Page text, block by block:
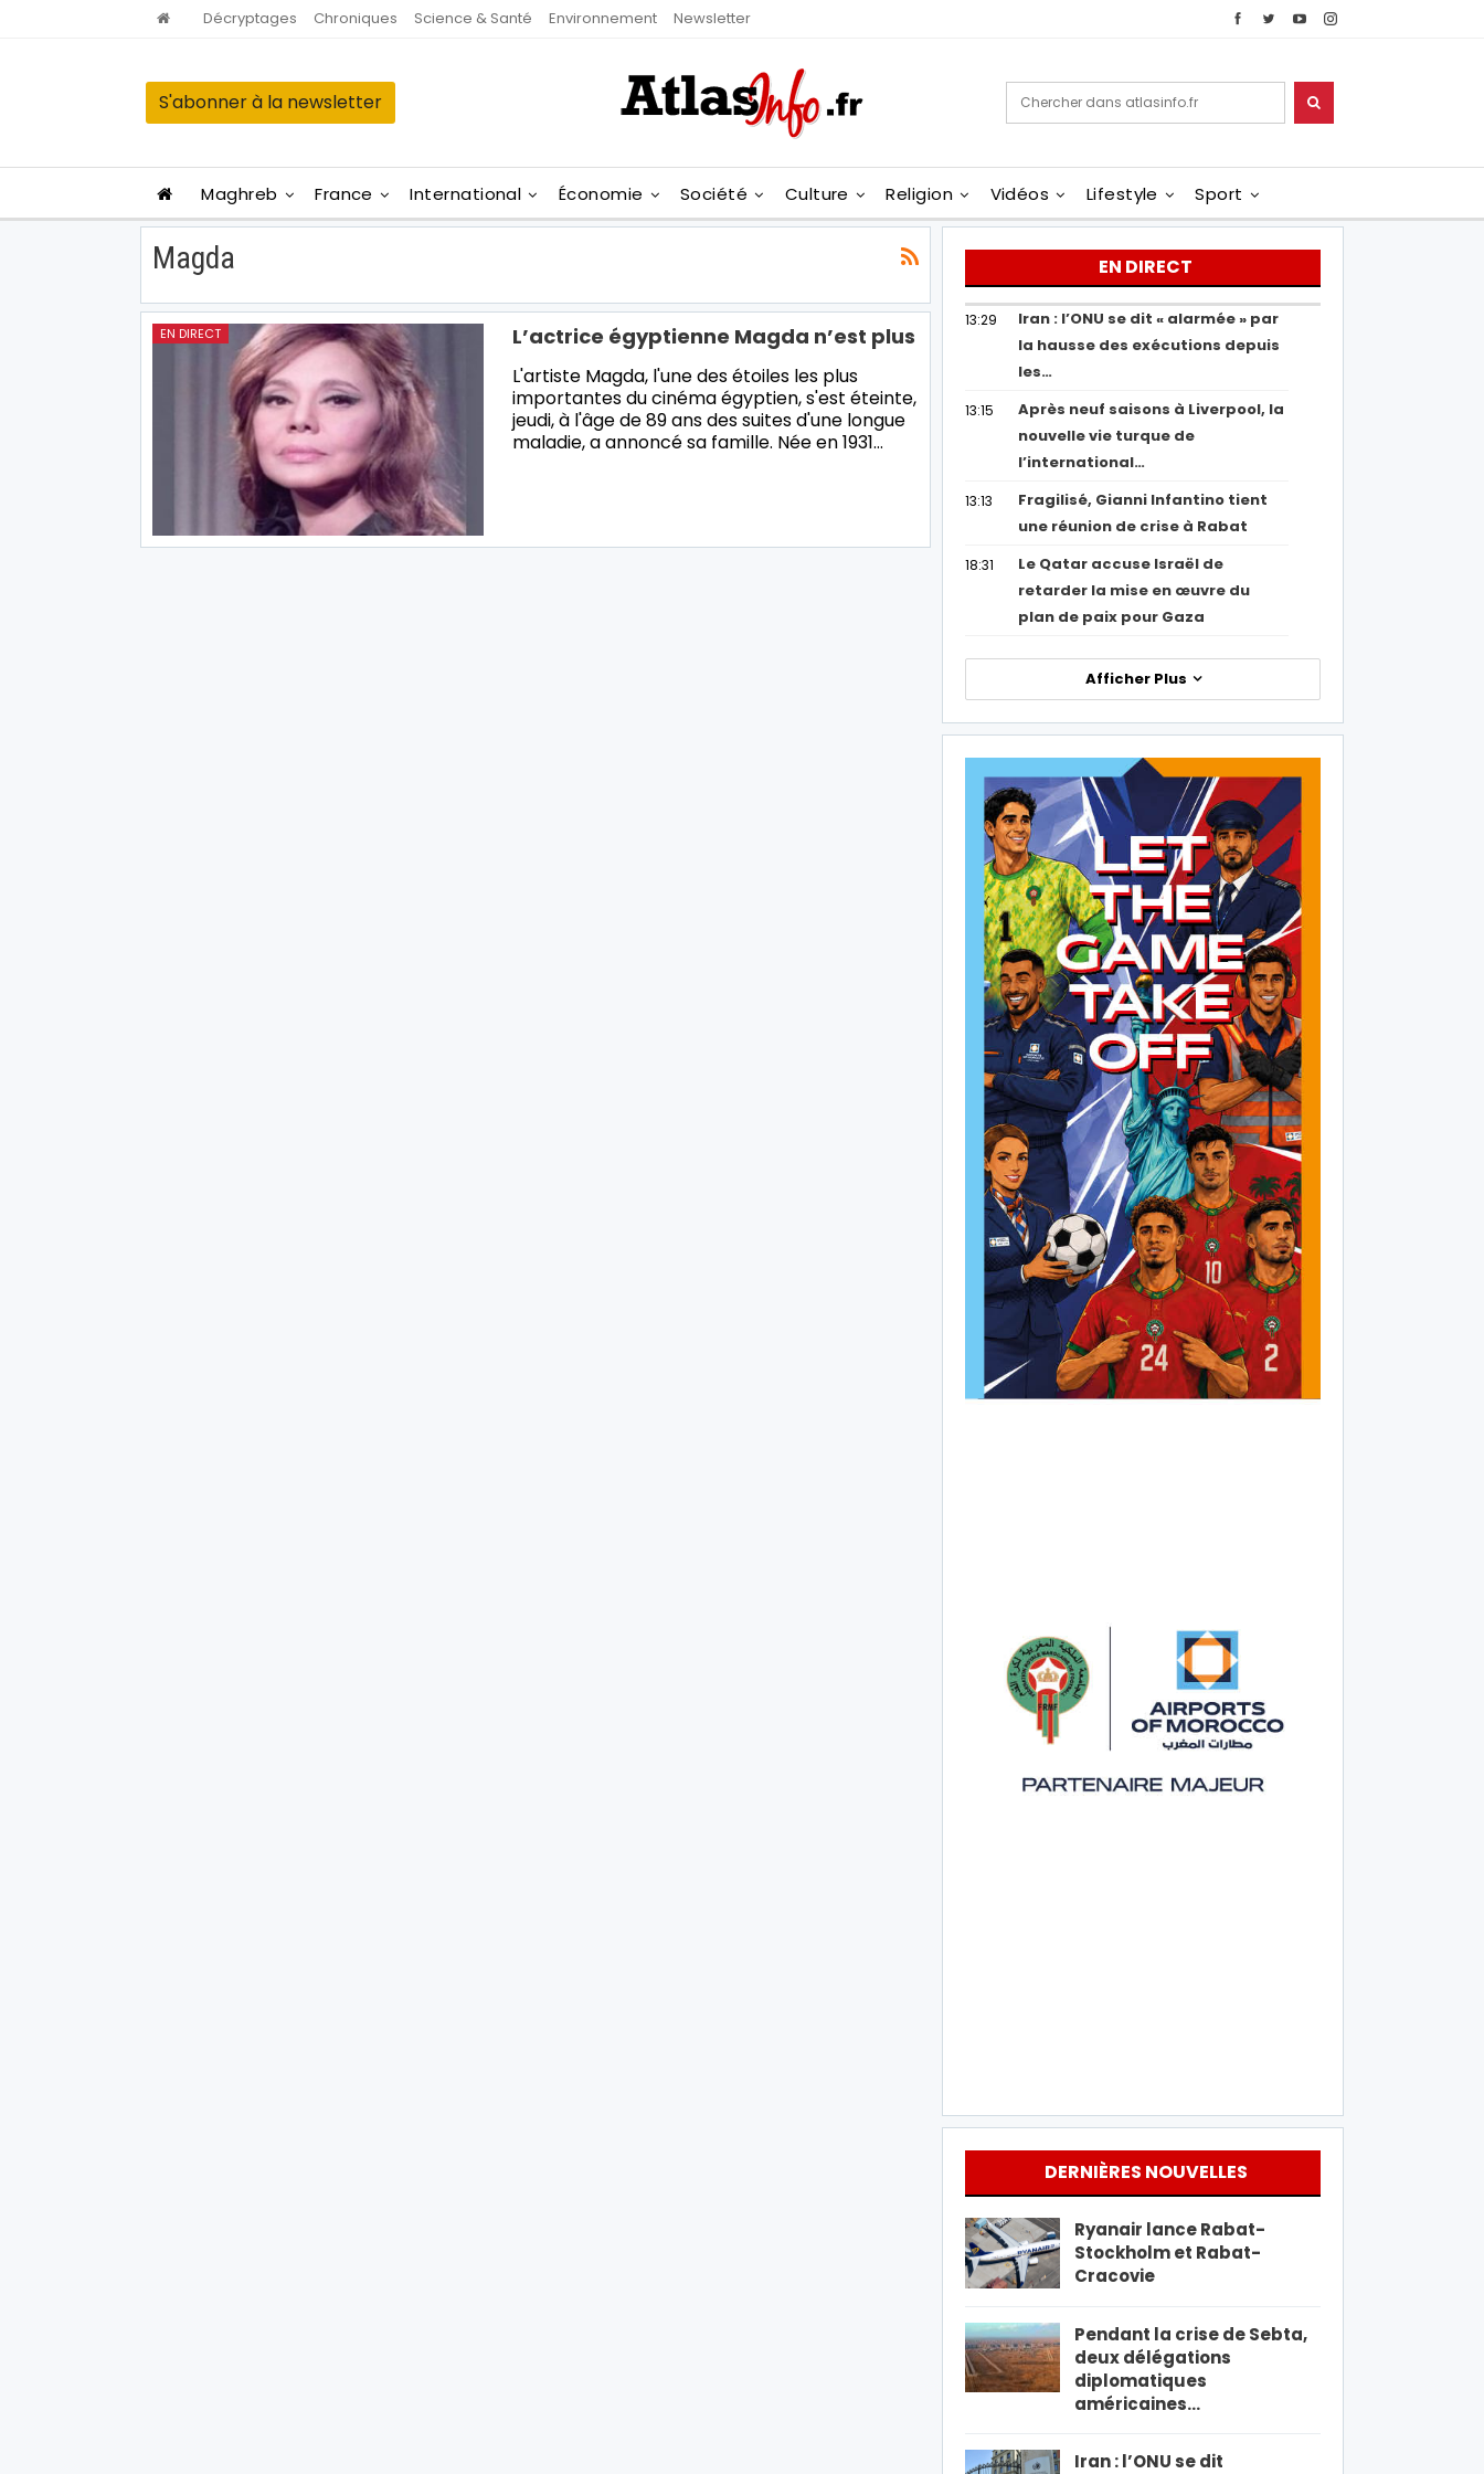
Décryptages Chroniques Science & Santé Environnement Newsletter
S'abonner à la newsletter
Maghreb France International Économie Société Culture Religion Vidéos Lifestyle Sport
Magda
EN DIRECT L’actrice égyptienne Magda n’est plus
L'artiste Magda, l'une des étoiles les plus
importantes du cinéma égyptien, s'est éteinte,
jeudi, à l'âge de 89 ans des suites d'une longue
maladie, a annoncé sa famille. Née en 1931…
EN DIRECT
13:29
Iran : l’ONU se dit « alarmée » par
la hausse des exécutions depuis
les…
13:15
Après neuf saisons à Liverpool, la
nouvelle vie turque de
l’international…
13:13
Fragilisé, Gianni Infantino tient
une réunion de crise à Rabat
18:31
Le Qatar accuse Israël de
retarder la mise en œuvre du
plan de paix pour Gaza
Afficher Plus
DERNIÈRES NOUVELLES
Ryanair lance Rabat-
Stockholm et Rabat-
Cracovie
Pendant la crise de Sebta,
deux délégations
diplomatiques
américaines…
Iran : l’ONU se dit